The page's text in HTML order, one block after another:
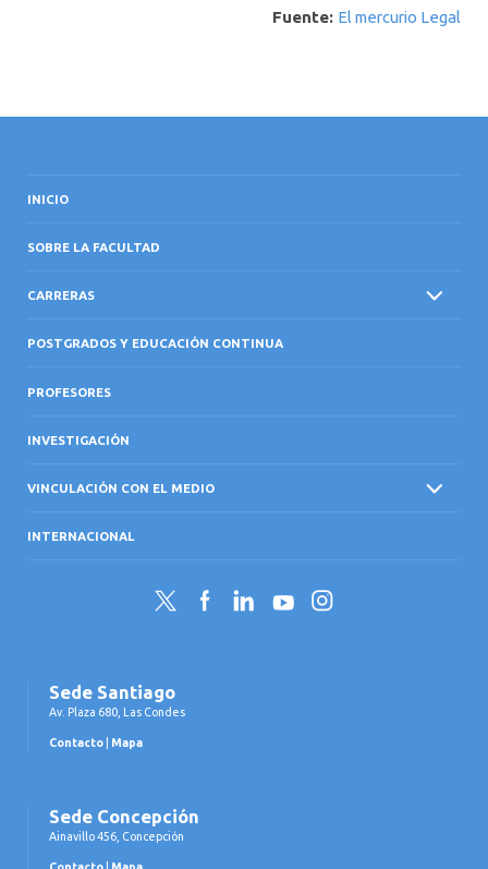
Fuente: El mercurio Legal
INICIO
SOBRE LA FACULTAD
CARRERAS
POSTGRADOS Y EDUCACIÓN CONTINUA
PROFESORES
INVESTIGACIÓN
VINCULACIÓN CON EL MEDIO
INTERNACIONAL
Twitter FacebookLinkedInYouTubeInstagram
Sede Santiago
Av. Plaza 680, Las Condes
Contacto Mapa
Sede Concepción
Ainavillo 456, Concepción